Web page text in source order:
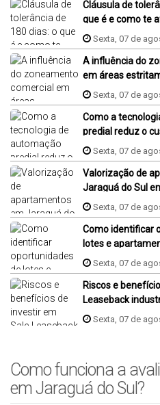
Cláusula de
que é e como te
imóvel na planta?
Sexta, 07 de
A influência do
em áreas
Sexta, 07 de
Como a
predial reduz o
Sexta, 07 de
Valorização de
Jaraguá do Sul
Sexta, 07 de
Como identificar
lotes e
Porto Belo?
Sexta, 07 de
Riscos e
Leaseback
Sexta, 07 de
Como funciona a
em Jaraguá do Sul?